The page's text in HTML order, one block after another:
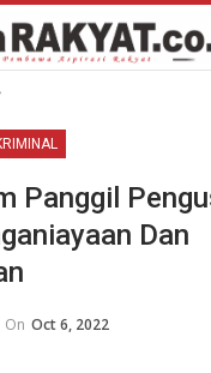
Panggil
Dan
On Oct 6, 2022